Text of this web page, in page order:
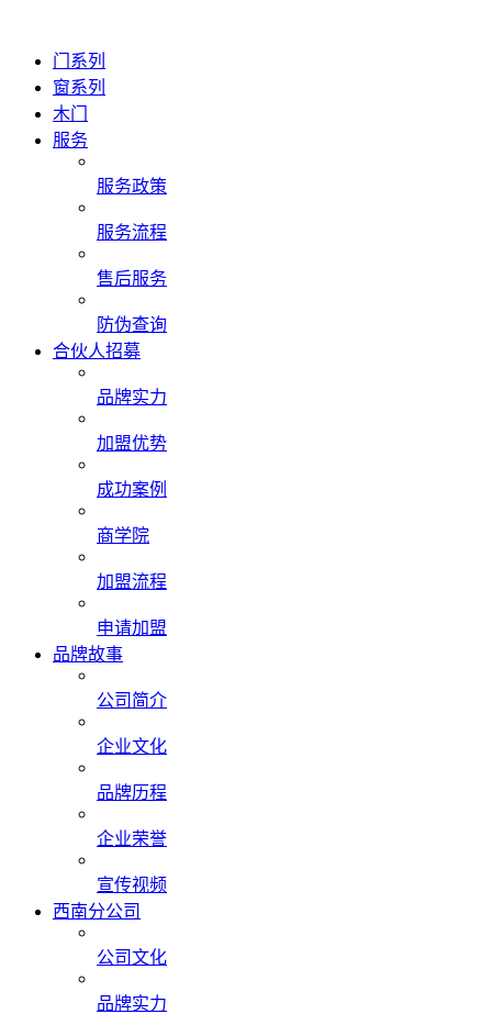
门系列
窗系列
木门
服务
服务政策
服务流程
售后服务
防伪查询
合伙人招募
品牌实力
加盟优势
成功案例
商学院
加盟流程
申请加盟
品牌故事
公司简介
企业文化
品牌历程
企业荣誉
宣传视频
西南分公司
公司文化
品牌实力